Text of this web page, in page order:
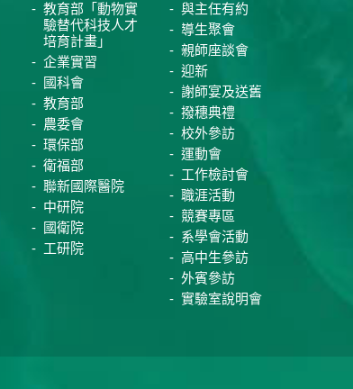
教育部「動物實
驗替代科技人才
培育計畫」
企業實習
國科會
教育部
農委會
環保部
衛福部
聯新國際醫院
中研院
國衛院
工研院
與主任有約
導生聚會
親師座談會
迎新
謝師宴及送舊
撥穗典禮
校外參訪
運動會
工作檢討會
職涯活動
競賽專區
系學會活動
高中生參訪
外賓參訪
實驗室說明會